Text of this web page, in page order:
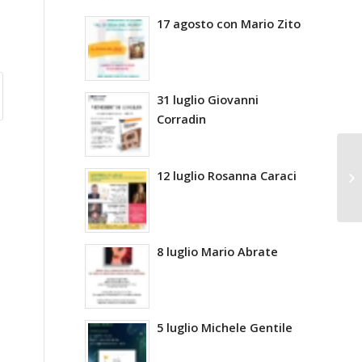
17 agosto con Mario Zito
31 luglio Giovanni
Corradin
12 luglio Rosanna Caraci
8 luglio Mario Abrate
5 luglio Michele Gentile